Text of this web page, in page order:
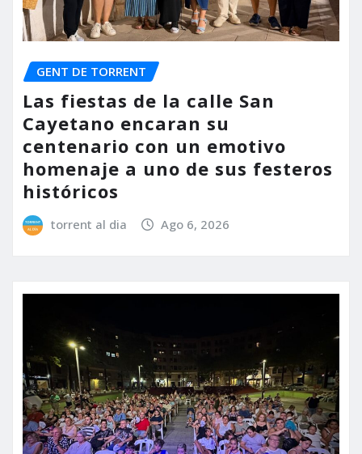
GENT DE TORRENT
Las fiestas de la calle San
Cayetano encaran su
centenario con un emotivo
homenaje a uno de sus festeros
históricos
torrent al dia Ago 6, 2026